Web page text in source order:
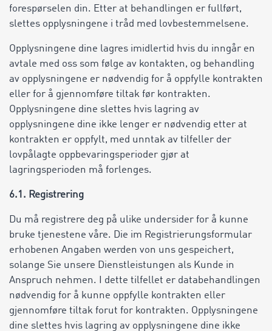
forespørselen din. Etter at behandlingen er fullført,
slettes opplysningene i tråd med lovbestemmelsene.
Opplysningene dine lagres imidlertid hvis du inngår en
avtale med oss som følge av kontakten, og behandling
av opplysningene er nødvendig for å oppfylle kontrakten
eller for å gjennomføre tiltak før kontrakten.
Opplysningene dine slettes hvis lagring av
opplysningene dine ikke lenger er nødvendig etter at
kontrakten er oppfylt, med unntak av tilfeller der
lovpålagte oppbevaringsperioder gjør at
lagringsperioden må forlenges.
6.1. Registrering
Du må registrere deg på ulike undersider for å kunne
bruke tjenestene våre. Die im Registrierungsformular
erhobenen Angaben werden von uns gespeichert,
solange Sie unsere Dienstleistungen als Kunde in
Anspruch nehmen. I dette tilfellet er databehandlingen
nødvendig for å kunne oppfylle kontrakten eller
gjennomføre tiltak forut for kontrakten. Opplysningene
dine slettes hvis lagring av opplysningene dine ikke